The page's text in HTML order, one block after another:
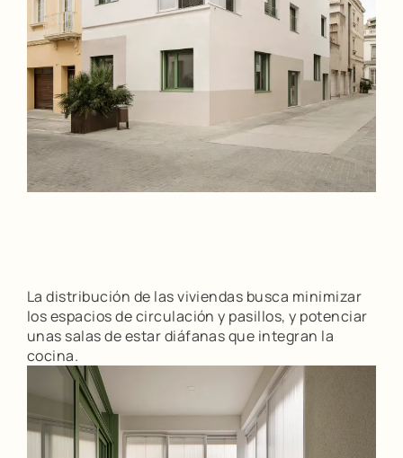
La distribución de las viviendas busca minimizar
los espacios de circulación y pasillos, y potenciar
unas salas de estar diáfanas que integran la
cocina.